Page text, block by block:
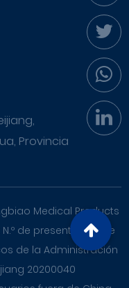
Provincia
Medical Products
de presentación de
de la Administración
20200040